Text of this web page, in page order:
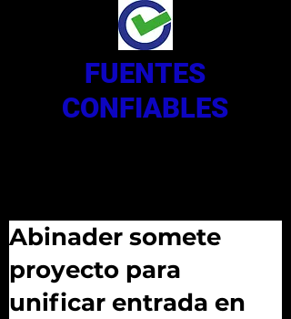
FUENTES
CONFIABLES
Abinader somete
proyecto para
unificar entrada en